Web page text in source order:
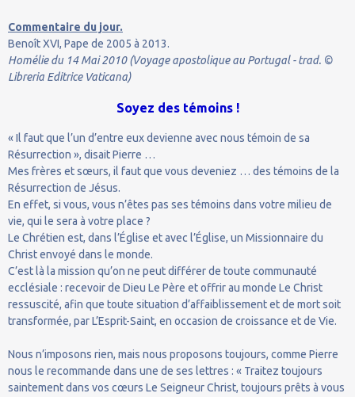
Commentaire du jour.
Benoît XVI, Pape de 2005 à 2013.
Homélie du 14 Mai 2010 (Voyage apostolique au Portugal - trad. ©
Libreria Editrice Vaticana)
Soyez des témoins !
« Il faut que l’un d’entre eux devienne avec nous témoin de sa
Résurrection », disait Pierre …
Mes frères et sœurs, il faut que vous deveniez … des témoins de la
Résurrection de Jésus.
En effet, si vous, vous n’êtes pas ses témoins dans votre milieu de
vie, qui le sera à votre place ?
Le Chrétien est, dans l’Église et avec l’Église, un Missionnaire du
Christ envoyé dans le monde.
C’est là la mission qu’on ne peut différer de toute communauté
ecclésiale : recevoir de Dieu Le Père et offrir au monde Le Christ
ressuscité, afin que toute situation d’affaiblissement et de mort soit
transformée, par L’Esprit-Saint, en occasion de croissance et de Vie.
Nous n’imposons rien, mais nous proposons toujours, comme Pierre
nous le recommande dans une de ses lettres : « Traitez toujours
saintement dans vos cœurs Le Seigneur Christ, toujours prêts à vous